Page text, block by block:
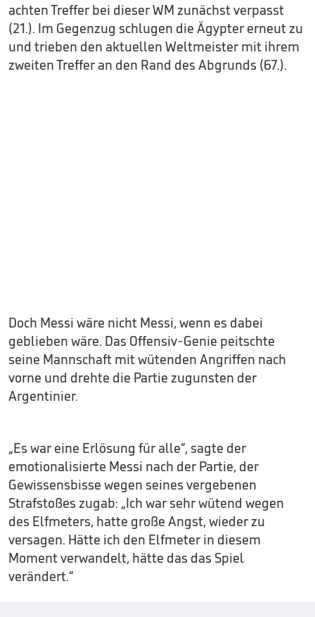
achten Treffer bei dieser WM zunächst verpasst
(21.). Im Gegenzug schlugen die Ägypter erneut zu
und trieben den aktuellen Weltmeister mit ihrem
zweiten Treffer an den Rand des Abgrunds (67.).
Doch Messi wäre nicht Messi, wenn es dabei
geblieben wäre. Das Offensiv-Genie peitschte
seine Mannschaft mit wütenden Angriffen nach
vorne und drehte die Partie zugunsten der
Argentinier.
„Es war eine Erlösung für alle“, sagte der
emotionalisierte Messi nach der Partie, der
Gewissensbisse wegen seines vergebenen
Strafstoßes zugab: „Ich war sehr wütend wegen
des Elfmeters, hatte große Angst, wieder zu
versagen. Hätte ich den Elfmeter in diesem
Moment verwandelt, hätte das das Spiel
verändert.“